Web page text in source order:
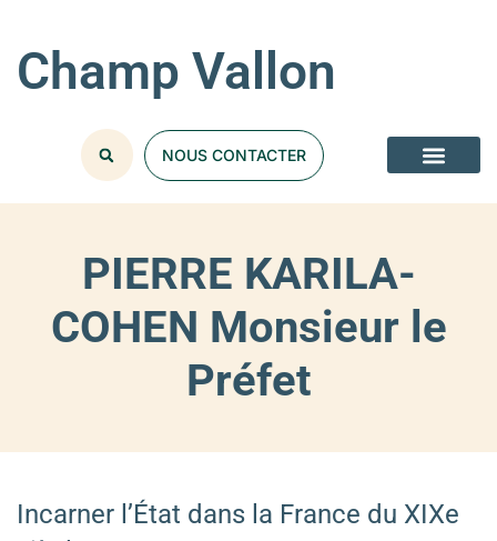
Champ Vallon
NOUS CONTACTER
PIERRE KARILA-
COHEN Monsieur le
Préfet
Incarner l’État dans la France du XIXe